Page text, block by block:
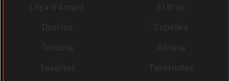
Lliçà d´Amunt
El Bruc
Dosrius
Cubelles
Tordera
Abrera
Tavertet
Tavèrnoles